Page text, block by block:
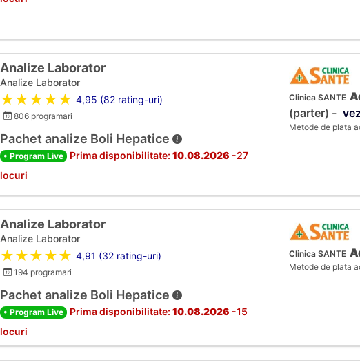
Analize Laborator
Analize Laborator
★★★★★ 4,95 (82 rating-uri)
806 programari
Pachet analize Boli Hepatice
• Program Live Prima disponibilitate: 10.08.2026 -27
locuri
Clinica SANTE
(parter) -
Metode de plata
Analize Laborator
Analize Laborator
★★★★★ 4,91 (32 rating-uri)
194 programari
Pachet analize Boli Hepatice
• Program Live Prima disponibilitate: 10.08.2026 -15
locuri
Clinica SANTE
Metode de plata